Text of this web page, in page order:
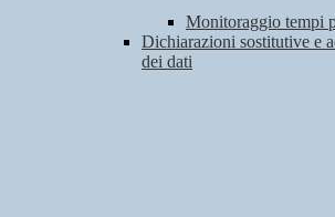
Monitoraggio tempi
Dichiarazioni sostitutive e
dei dati